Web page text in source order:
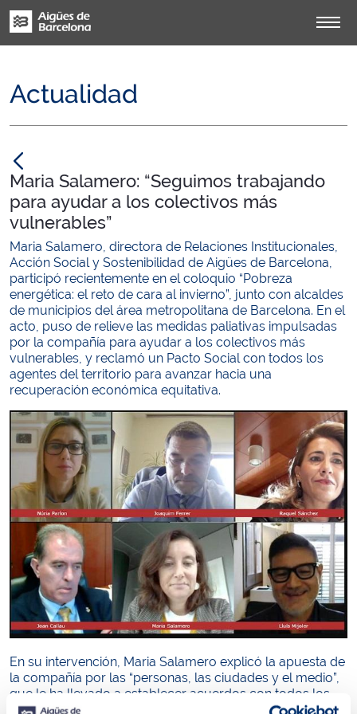
Actualidad
Maria Salamero: “Seguimos trabajando
para ayudar a los colectivos más
vulnerables”
Maria Salamero, directora de Relaciones Institucionales,
Acción Social y Sostenibilidad de Aigües de Barcelona,
participó recientemente en el coloquio “Pobreza
energética: el reto de cara al invierno”, junto con alcaldes
de municipios del área metropolitana de Barcelona. En el
acto, puso de relieve las medidas paliativas impulsadas
por la compañía para ayudar a los colectivos más
vulnerables, y reclamó un Pacto Social con todos los
agentes del territorio para avanzar hacia una
recuperación económica equitativa.
En su intervención, Maria Salamero explicó la apuesta de
la compañía por las “personas, las ciudades y el medio”,
que le ha llevado a establecer acuerdos con todos los
municipios en los que opera para promover medidas